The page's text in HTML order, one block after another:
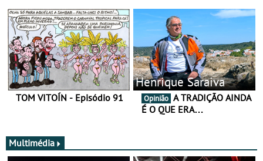
TOM VITOÍN - Episódio 91
Henrique Saraiva
Opinião
É O QUE ERA…
Multimédia